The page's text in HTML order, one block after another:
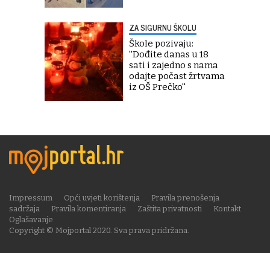
ZA SIGURNU ŠKOLU
Škole pozivaju:
''Dođite danas u 18
sati i zajedno s nama
odajte počast žrtvama
iz OŠ Prečko''
Copyright © Mojportal 2020. Sva prava pridržana.
Impressum Opći uvjeti korištenja
Pravila prenošenja
sadržaja
Pravila komentiranja Zaštita privatnosti
Kontakt
Oglašavanje